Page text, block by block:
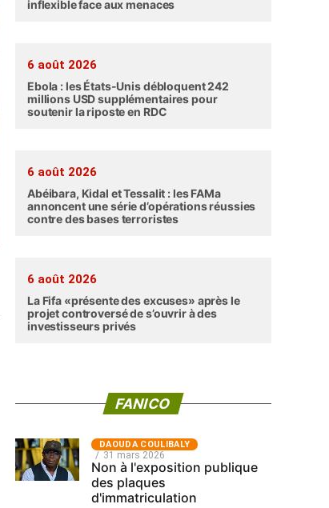
inflexible face aux menaces
6 août 2026
Ebola : les États-Unis débloquent 242
millions USD supplémentaires pour
soutenir la riposte en RDC
6 août 2026
Abéibara, Kidal et Tessalit : les FAMa
annoncent une série d’opérations réussies
contre des bases terroristes
6 août 2026
La Fifa «présente des excuses» après le
projet controversé de s’ouvrir à des
investisseurs privés
FANICO
‎DAOUDA COULIBALY
31 mars 2026
Non à l'exposition publique
des plaques
d'immatriculation